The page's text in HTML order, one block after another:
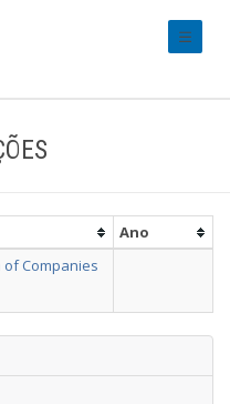
Ano
of Companies